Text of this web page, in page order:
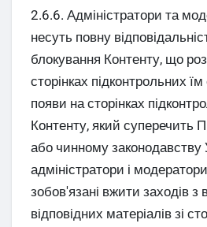
2.6.6. Адміністратори та
несуть повну
блокування Контенту, що
сторінках підконтрольних їм
появи на сторінках
Контенту, який суперечить
або чинному законодавству
адміністратори і
зобов'язані вжити заходів з
відповідних матеріалів зі